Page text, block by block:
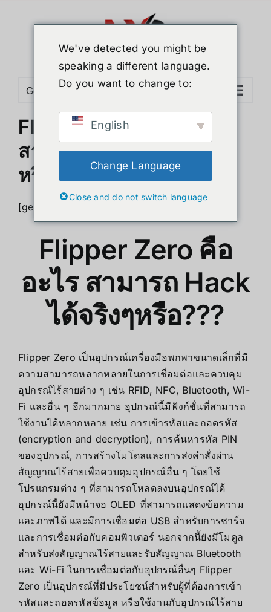
Go to...
Flipper Zero คืออะไร
สามารถ Hack ได้จริงๆ
หรือ???
[geoip country=”TH”]
Flipper Zero คือ
อะไร สามารถ Hack
ได้จริงๆหรือ???
Flipper Zero เป็นอุปกรณ์เครื่องมือพกพาขนาดเล็กที่มี
ความสามารถหลากหลายในการเชื่อมต่อและควบคุม
อุปกรณ์ไร้สายต่าง ๆ เช่น RFID, NFC, Bluetooth, Wi-
Fi และอื่น ๆ อีกมากมาย อุปกรณ์นี้มีฟังก์ชั่นที่สามารถ
ใช้งานได้หลากหลาย เช่น การเข้ารหัสและถอดรหัส
(encryption and decryption), การค้นหารหัส PIN
ของอุปกรณ์, การสร้างโมโดลและการส่งคำสั่งผ่าน
สัญญาณไร้สายเพื่อควบคุมอุปกรณ์อื่น ๆ โดยใช้
โปรแกรมต่าง ๆ ที่สามารถโหลดลงบนอุปกรณ์ได้
อุปกรณ์นี้ยังมีหน้าจอ OLED ที่สามารถแสดงข้อความ
และภาพได้ และมีการเชื่อมต่อ USB สำหรับการชาร์จ
และการเชื่อมต่อกับคอมพิวเตอร์ นอกจากนี้ยังมีโมดูล
สำหรับส่งสัญญาณไร้สายและรับสัญญาณ Bluetooth
และ Wi-Fi ในการเชื่อมต่อกับอุปกรณ์อื่นๆ Flipper
Zero เป็นอุปกรณ์ที่มีประโยชน์สำหรับผู้ที่ต้องการเข้า
รหัสและถอดรหัสข้อมูล หรือใช้งานกับอุปกรณ์ไร้สาย
We've detected you might be
speaking a different language.
Do you want to change to:
English
Change Language
Close and do not switch language